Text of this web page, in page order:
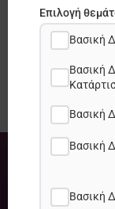
Erasmus +
Επιλογή
Βασική
Βασική
Βασική
Βασική
Βασική